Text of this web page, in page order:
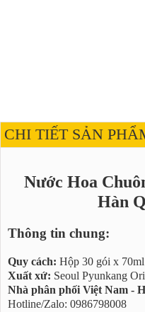
CHI TIẾT SẢN
Nước Hoa
Hàn
Thông tin chung:
Quy cách: Hộp 30 gói x 70ml
Xuất xứ: Seoul Pyunkang
Nhà phân phối Việt Nam -
Hotline/Zalo: 0986798008